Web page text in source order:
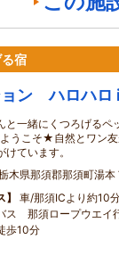
宿
ン ハロハロ
と一緒にくつろげるペ
うこそ★自然とワン
けています。
木県那須郡那須町湯本
車/那須ICより約10
ス 那須ロープウエイ
歩10分